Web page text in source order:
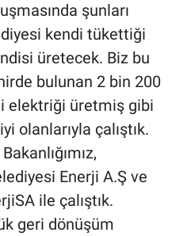
şunları
kendi tükettiği
üretecek. Biz bu
bulunan 2 bin 200
elektriği üretmiş gibi
olanlarıyla çalıştık.
Enerji A.Ş ve
ile çalıştık.
geri dönüşüm